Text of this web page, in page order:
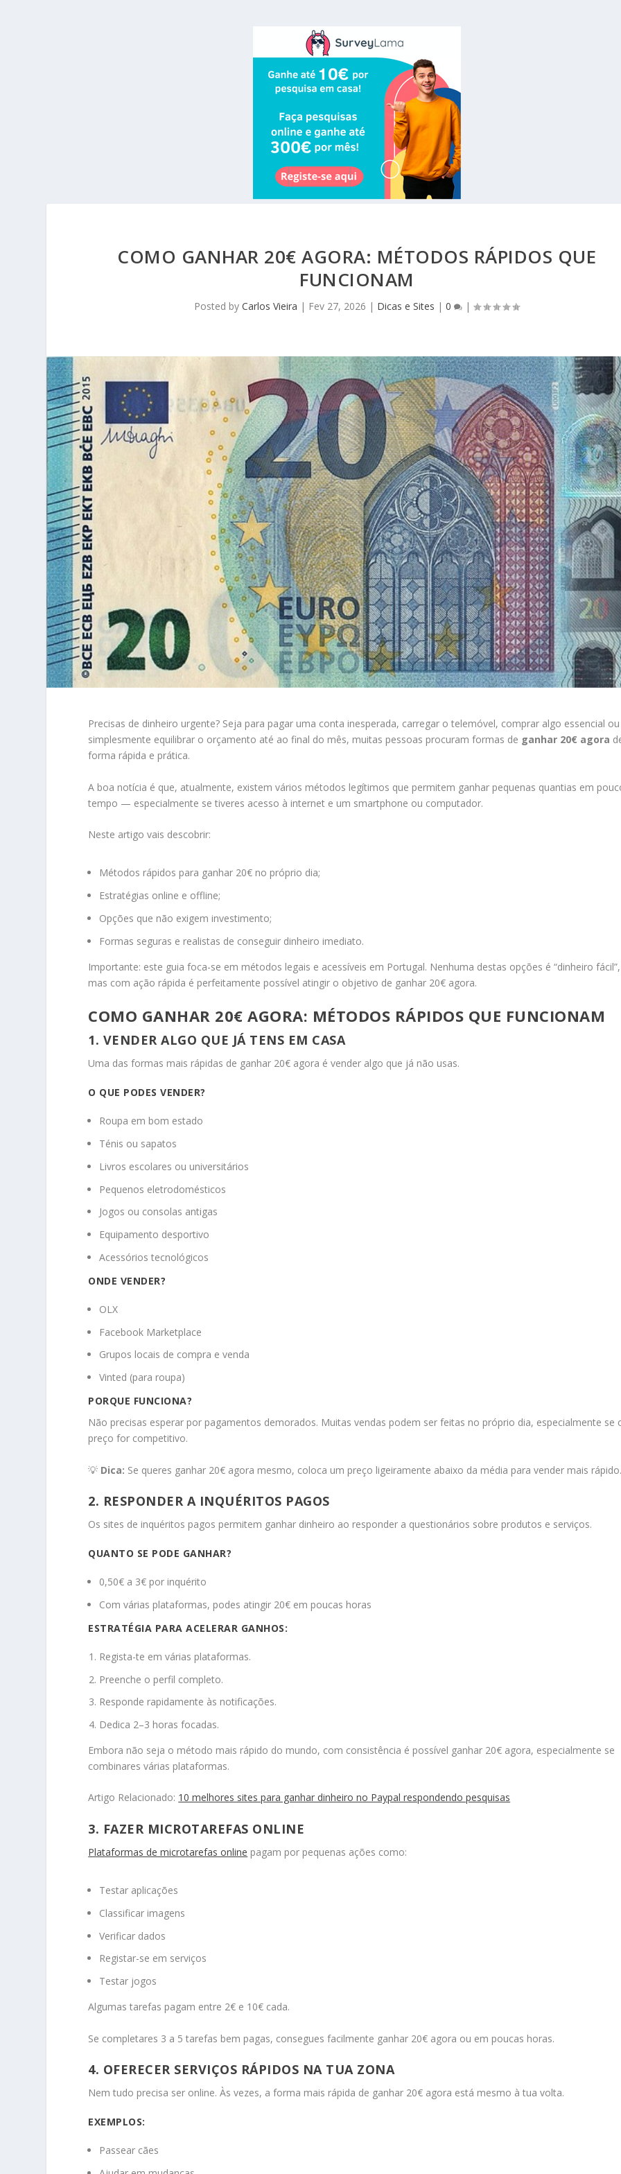
COMO GANHAR 20€ AGORA: MÉTODOS RÁPIDOS QUE
FUNCIONAM
Posted byCarlos Vieira | Fev 27, 2026 | Dicas e Sites |0 |
Precisas de dinheiro urgente? Seja para pagar uma conta inesperada, carregar o telemóvel, comprar algo essencial ou
simplesmente equilibrar o orçamento até ao final do mês, muitas pessoas procuram formas de ganhar 20€ agora
forma rápida e prática.
A boa notícia é que, atualmente, existem vários métodos legítimos que permitem ganhar pequenas quantias em
tempo — especialmente se tiveres acesso à internet e um smartphone ou computador.
Neste artigo vais descobrir:
Métodos rápidos para ganhar 20€ no próprio dia;
Estratégias online e offline;
Opções que não exigem investimento;
Formas seguras e realistas de conseguir dinheiro imediato.
Importante: este guia foca-se em métodos legais e acessíveis em Portugal. Nenhuma destas opções é “dinheiro fácil”,
mas com ação rápida é perfeitamente possível atingir o objetivo de ganhar 20€ agora.
COMO GANHAR 20€ AGORA: MÉTODOS RÁPIDOS QUE FUNCIONAM
1. VENDER ALGO QUE JÁ TENS EM CASA
Uma das formas mais rápidas de ganhar 20€ agora é vender algo que já não usas.
O QUE PODES VENDER?
Roupa em bom estado
Ténis ou sapatos
Livros escolares ou universitários
Pequenos eletrodomésticos
Jogos ou consolas antigas
Equipamento desportivo
Acessórios tecnológicos
ONDE VENDER?
OLX
Facebook Marketplace
Grupos locais de compra e venda
Vinted (para roupa)
PORQUE FUNCIONA?
Não precisas esperar por pagamentos demorados. Muitas vendas podem ser feitas no próprio dia, especialmente se
preço for competitivo.
💡 Dica: Se queres ganhar 20€ agora mesmo, coloca um preço ligeiramente abaixo da média para vender mais
2. RESPONDER A INQUÉRITOS PAGOS
Os sites de inquéritos pagos permitem ganhar dinheiro ao responder a questionários sobre produtos e serviços.
QUANTO SE PODE GANHAR?
0,50€ a 3€ por inquérito
Com várias plataformas, podes atingir 20€ em poucas horas
ESTRATÉGIA PARA ACELERAR GANHOS:
Regista-te em várias plataformas.
Preenche o perfil completo.
Responde rapidamente às notificações.
Dedica 2–3 horas focadas.
Embora não seja o método mais rápido do mundo, com consistência é possível ganhar 20€ agora, especialmente se
combinares várias plataformas.
Artigo Relacionado: 10 melhores sites para ganhar dinheiro no Paypal respondendo pesquisas
3. FAZER MICROTAREFAS ONLINE
Plataformas de microtarefas online pagam por pequenas ações como:
Testar aplicações
Classificar imagens
Verificar dados
Registar-se em serviços
Testar jogos
Algumas tarefas pagam entre 2€ e 10€ cada.
Se completares 3 a 5 tarefas bem pagas, consegues facilmente ganhar 20€ agora ou em poucas horas.
4. OFERECER SERVIÇOS RÁPIDOS NA TUA ZONA
Nem tudo precisa ser online. Às vezes, a forma mais rápida de ganhar 20€ agora está mesmo à tua volta.
EXEMPLOS:
Passear cães